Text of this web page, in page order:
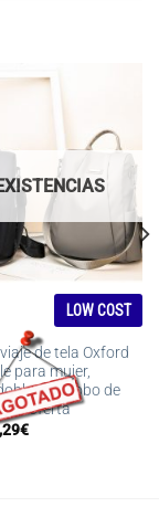
LOW COST
de tela Oxford
para mujer,
antirrobo de
oferta
€Rango